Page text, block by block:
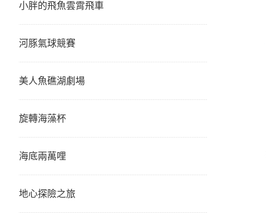
小胖的飛魚雲霄飛車
河豚氣球競賽
美人魚礁湖劇場
旋轉海藻杯
海底兩萬哩
地心探險之旅